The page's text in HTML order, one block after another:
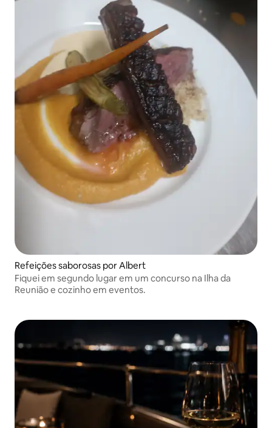
Refeições saborosas por Albert
Fiquei em segundo lugar em um concurso na Ilha da
Reunião e cozinho em eventos.